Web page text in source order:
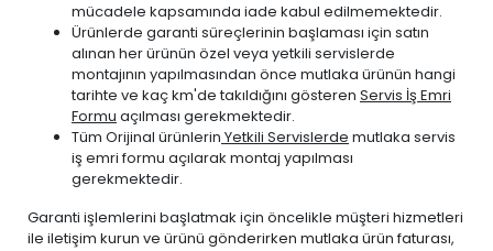
mücadele kapsamında iade kabul edilmemektedir.
Ürünlerde garanti süreçlerinin başlaması için satın
alınan her ürünün özel veya yetkili servislerde
montajının yapılmasından önce mutlaka ürünün hangi
tarihte ve kaç km'de takıldığını gösteren Servis İş Emri
Formu açılması gerekmektedir.
Tüm Orijinal ürünlerin Yetkili Servislerde mutlaka servis
iş emri formu açılarak montaj yapılması
gerekmektedir.
Garanti işlemlerini başlatmak için öncelikle müşteri hizmetleri
ile iletişim kurun ve ürünü gönderirken mutlaka ürün faturası,